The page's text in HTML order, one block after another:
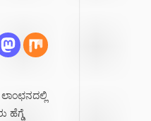
ಹೆಗ್ಡೆ